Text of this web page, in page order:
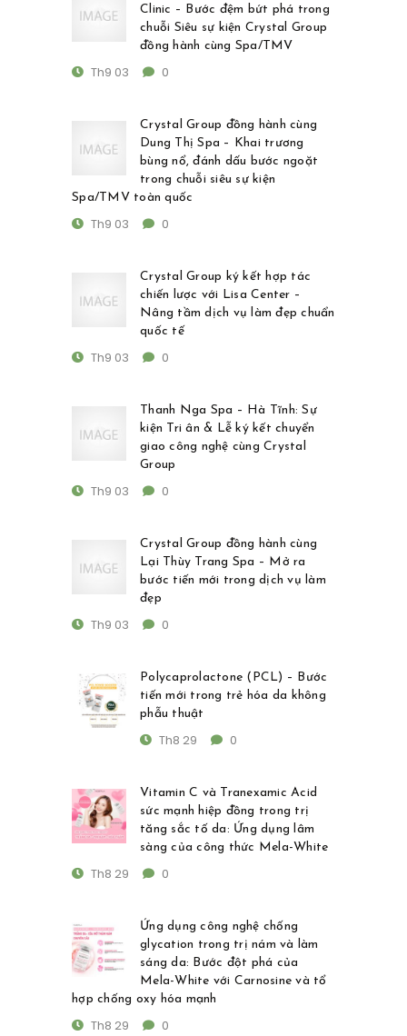
Clinic – Bước đệm bứt phá trong
chuỗi Siêu sự kiện Crystal Group
đồng hành cùng Spa/TMV
Th9 03 0
Crystal Group đồng hành cùng
Dung Thị Spa – Khai trương
bùng nổ, đánh dấu bước ngoặt
trong chuỗi siêu sự kiện
Spa/TMV toàn quốc
Th9 03 0
Crystal Group ký kết hợp tác
chiến lược với Lisa Center –
Nâng tầm dịch vụ làm đẹp chuẩn
quốc tế
Th9 03 0
Thanh Nga Spa – Hà Tĩnh: Sự
kiện Tri ân & Lễ ký kết chuyển
giao công nghệ cùng Crystal
Group
Th9 03 0
Crystal Group đồng hành cùng
Lại Thùy Trang Spa – Mở ra
bước tiến mới trong dịch vụ làm
đẹp
Th9 03 0
Polycaprolactone (PCL) – Bước
tiến mới trong trẻ hóa da không
phẫu thuật
Th8 29 0
Vitamin C và Tranexamic Acid
sức mạnh hiệp đồng trong trị
tăng sắc tố da: Ứng dụng lâm
sàng của công thức Mela-White
Th8 29 0
Ứng dụng công nghệ chống
glycation trong trị nám và làm
sáng da: Bước đột phá của
Mela-White với Carnosine và tổ
hợp chống oxy hóa mạnh
Th8 29 0